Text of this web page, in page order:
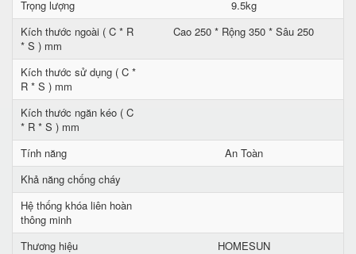
Trọng lượng
9.5kg
Kích thước ngoài ( C * R
* S ) mm
Cao 250 * Rộng 350 * Sâu 250
Kích thước sử dụng ( C *
R * S ) mm
Kích thước ngăn kéo ( C
* R * S ) mm
Tính năng
An Toàn
Khả năng chống cháy
Hệ thống khóa liên hoàn
thông minh
Thương hiệu
HOMESUN